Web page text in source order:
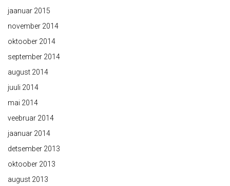
jaanuar 2015
november 2014
oktoober 2014
september 2014
august 2014
juuli 2014
mai 2014
veebruar 2014
jaanuar 2014
detsember 2013
oktoober 2013
august 2013